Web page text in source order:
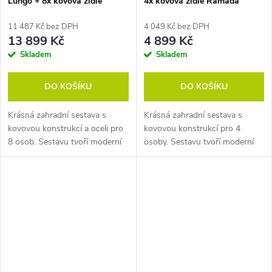
11 487 Kč bez DPH
13 899 Kč
Skladem
DO KOŠÍKU
Krásná zahradní sestava s
kovovou konstrukcí a oceli pro
8 osob. Sestavu tvoří moderní
rozkládací kovový stůl a
4 049 Kč bez DPH
4 899 Kč
Skladem
DO KOŠÍKU
Krásná zahradní sestava s
kovovou konstrukcí pro 4
osoby. Sestavu tvoří moderní
stůl s kulatou deskou a